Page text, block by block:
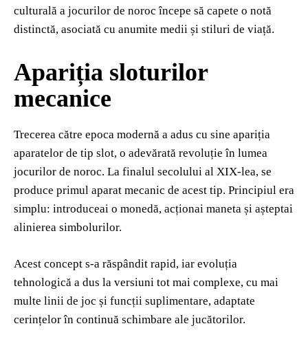
culturală a jocurilor de noroc începe să capete o notă
distinctă, asociată cu anumite medii și stiluri de viață.
Apariția sloturilor
mecanice
Trecerea către epoca modernă a adus cu sine apariția
aparatelor de tip slot, o adevărată revoluție în lumea
jocurilor de noroc. La finalul secolului al XIX-lea, se
produce primul aparat mecanic de acest tip. Principiul era
simplu: introduceai o monedă, acționai maneta și așteptai
alinierea simbolurilor.
Acest concept s-a răspândit rapid, iar evoluția
tehnologică a dus la versiuni tot mai complexe, cu mai
multe linii de joc și funcții suplimentare, adaptate
cerințelor în continuă schimbare ale jucătorilor.